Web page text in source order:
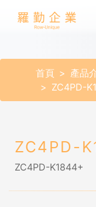
首頁 產品
ZC4PD-
ZC4PD-
ZC4PD-K1844+